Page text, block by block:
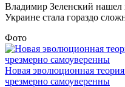
Владимир Зеленский нашел
Украине стала гораздо
Фото
Новая эволюционная
чрезмерно самоуверенны